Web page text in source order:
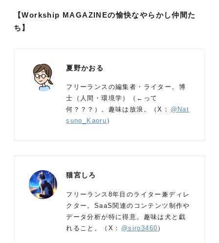
【Workship MAGAZINEの愉快なやらかし仲間た
ち】
夏野かおる
フリーランスの編集者・ライター。博
士（人間・環境学）（←って
何？？？）。趣味は放浪。（X： @Nat
suno_Kaoru ）
猫宮しろ
フリーランス8年目のライター兼ディレ
クター。SaaS関連のコンテンツ制作や
データ分析が特に得意。趣味は犬と戯
れること。（X： @siro3460 ）